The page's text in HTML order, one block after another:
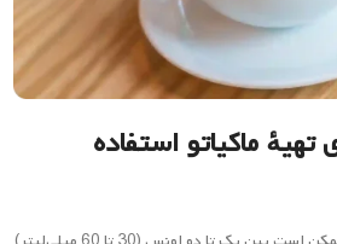
ماکیاتو استفاده